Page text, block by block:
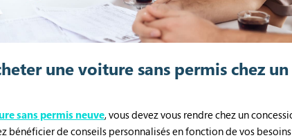
une voiture sans permis chez
sans permis neuve, vous devez vous rendre chez un
bénéficier de conseils personnalisés en fonction de vos